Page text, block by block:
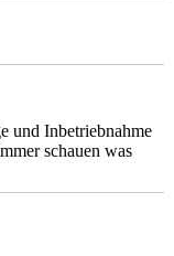
und Inbetriebnahme
schauen was